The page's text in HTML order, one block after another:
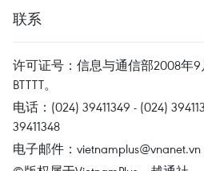
联系
许可证号：信息与通信部2008年9
BTTTT。
电话：(024) 39411349 - (024)
39411348
电子邮件： vietnamplus@vnanet.vn